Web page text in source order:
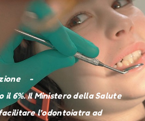
il 6%. Il Ministero della Salute
l’odontoiatra ad